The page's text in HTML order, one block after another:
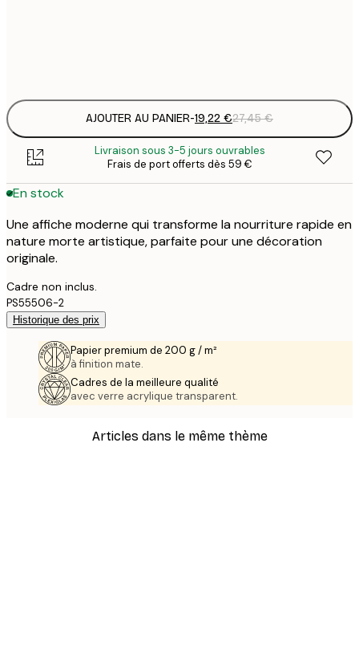
AJOUTER AU PANIER-19,22 €27,45 €
Livraison sous 3-5 jours ouvrables
Frais de port offerts dès 59 €
En stock
Une affiche moderne qui transforme la nourriture rapide en
nature morte artistique, parfaite pour une décoration
originale.
Cadre non inclus.
PS55506-2
Historique des prix
Papier premium de 200 g / m²
à finition mate.
Cadres de la meilleure qualité
avec verre acrylique transparent.
Articles dans le même thème